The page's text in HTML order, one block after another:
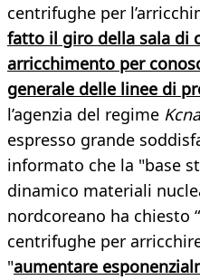
centrifughe per
fatto il giro della sala di
arricchimento per
generale delle linee di
l’agenzia del regime Kcna
espresso grande
informato che la "base
dinamico materiali
nordcoreano ha chiesto
centrifughe per
"aumentare